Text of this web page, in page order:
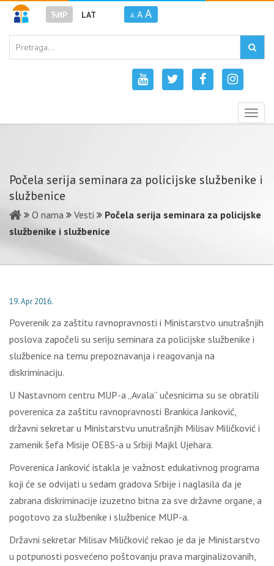
ЋИР LAT A A A
Počela serija seminara za policijske službenike i
službenice
O nama Vesti
Počela serija seminara za policijske
službenike i službenice
19. Apr 2016.
Poverenik za zaštitu ravnopravnosti i Ministarstvo unutrašnjih
poslova započeli su seriju seminara za policijske službenike i
službenice na temu prepoznavanja i reagovanja na
diskriminaciju.
U Nastavnom centru MUP-a „Avala” učesnicima su se obratili
poverenica za zaštitu ravnopravnosti Brankica Janković,
državni sekretar u Ministarstvu unutrašnjih Milisav Miličković i
zamenik šefa Misije OEBS-a u Srbiji Majkl Ujehara.
Poverenica Janković istakla je važnost edukativnog programa
koji će se odvijati u sedam gradova Srbije i naglasila da je
zabrana diskriminacije izuzetno bitna za sve državne organe, a
pogotovo za službenike i službenice MUP-a.
Državni sekretar Milisav Miličković rekao je da je Ministarstvo
u potpunosti posvećeno poštovanju prava marginalizovanih,